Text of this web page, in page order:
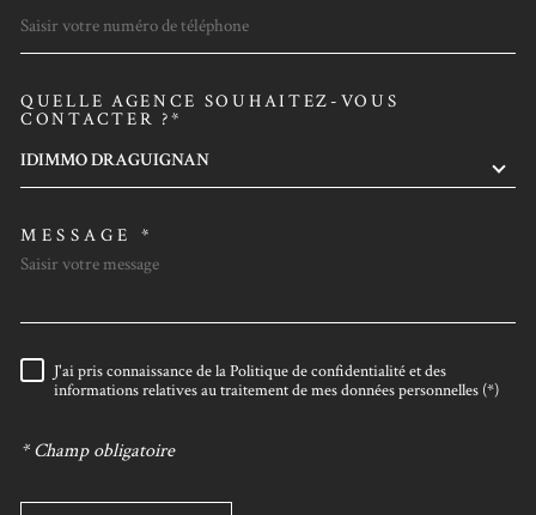
QUELLE AGENCE SOUHAITEZ-VOUS
CONTACTER ?*
IDIMMO DRAGUIGNAN
MESSAGE *
RÈGLEMENTATION
J'ai pris connaissance de la Politique de confidentialité et des
informations relatives au traitement de mes données personnelles (*)
* Champ obligatoire